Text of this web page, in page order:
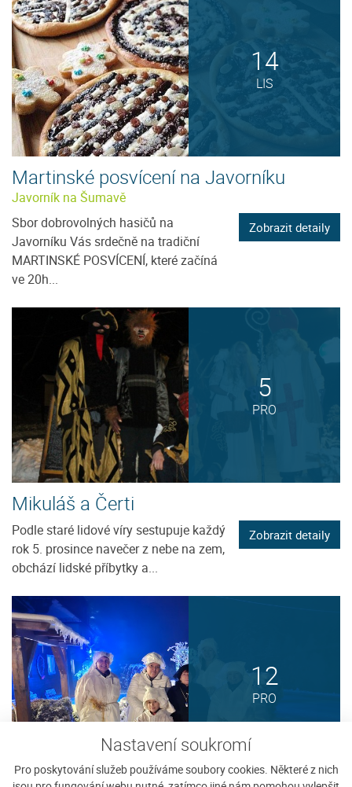
Nastavení soukromí
Pro poskytování služeb používáme soubory cookies. Některé z nich
14
LIS
Martinské posvícení na Javorníku
Javorník na Šumavě
Sbor dobrovolných hasičů na
Javorníku Vás srdečně na tradiční
MARTINSKÉ POSVÍCENÍ, které začíná
ve 20h...
Zobrazit detaily
5
PRO
Mikuláš a Čerti
Podle staré lidové víry sestupuje každý
rok 5. prosince navečer z nebe na zem,
obchází lidské příbytky a...
Zobrazit detaily
12
PRO